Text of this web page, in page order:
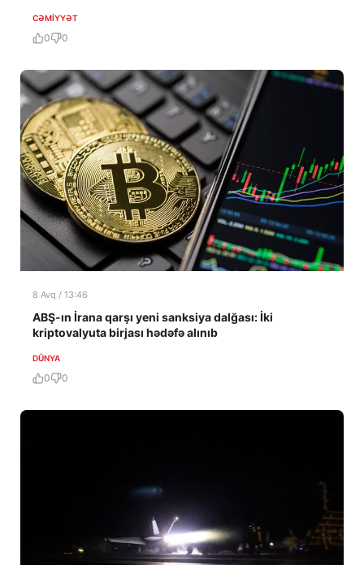
CƏMIYYƏT
0 0
8 Avq / 13:46
ABŞ-ın İrana qarşı yeni sanksiya dalğası: İki
kriptovalyuta birjası hədəfə alınıb
DÜNYA
0 0